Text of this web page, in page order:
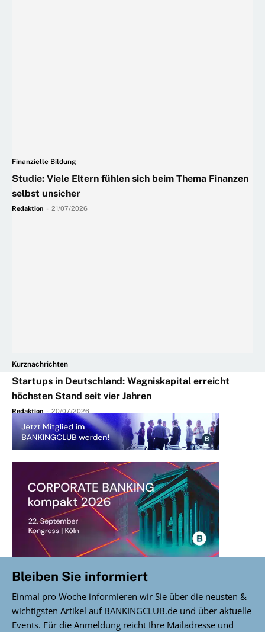
Finanzielle Bildung
Studie: Viele Eltern fühlen sich beim Thema Finanzen
selbst unsicher
Redaktion 21/07/2026
Kurznachrichten
Startups in Deutschland: Wagniskapital erreicht
höchsten Stand seit vier Jahren
Redaktion - 20/07/2026
Bleiben Sie informiert
Einmal pro Woche informieren wir Sie über die neusten &
wichtigsten Artikel auf BANKINGCLUB.de und über aktuelle
Events. Für die Anmeldung reicht Ihre Mailadresse und